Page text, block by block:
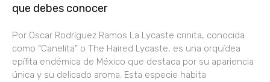
que debes conocer
Por Oscar Rodríguez Ramos La Lycaste crinita, conocida
como “Canelita” o The Haired Lycaste, es una orquídea
epífita endémica de México que destaca por su apariencia
única y su delicado aroma. Esta especie habita